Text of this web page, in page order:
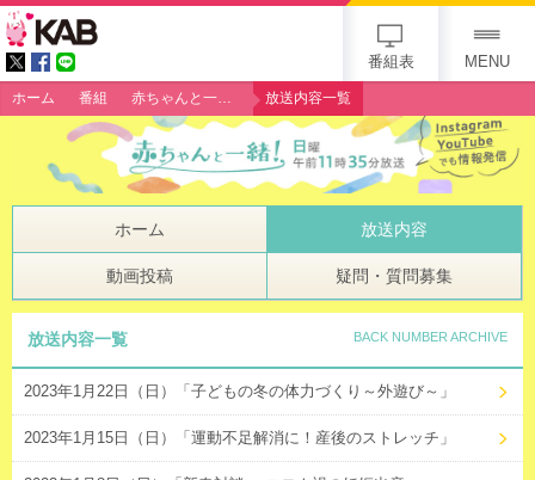
番組表 MENU
ホーム 番組 赤ちゃんと一緒！ 放送内容一覧
ホーム 放送内容
動画投稿 疑問・質問募集
放送内容一覧 BACK NUMBER ARCHIVE
2023年1月22日（日）「子どもの冬の体力づくり～外遊び～」
2023年1月15日（日）「運動不足解消に！産後のストレッチ」